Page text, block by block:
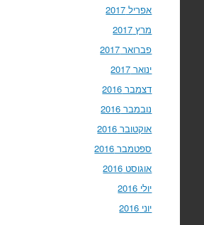
אפריל 2017
מרץ 2017
פברואר 2017
ינואר 2017
דצמבר 2016
נובמבר 2016
אוקטובר 2016
ספטמבר 2016
אוגוסט 2016
יולי 2016
יוני 2016